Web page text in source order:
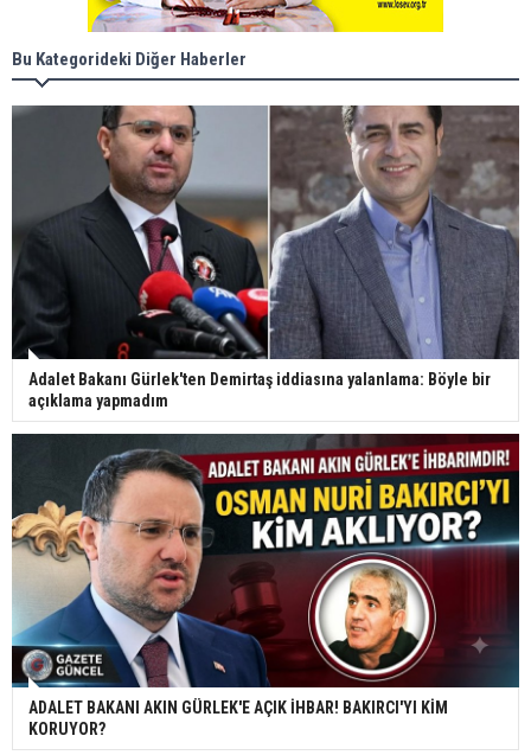
Bu Kategorideki Diğer Haberler
Adalet Bakanı Gürlek'ten Demirtaş iddiasına yalanlama: Böyle bir
açıklama yapmadım
ADALET BAKANI AKIN GÜRLEK'E AÇIK İHBAR! BAKIRCI'YI KİM
KORUYOR?